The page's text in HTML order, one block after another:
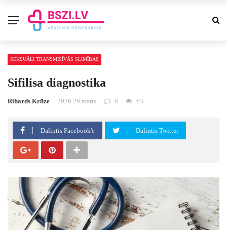
SEKSUĀLI TRANSMISĪVĀS SLIMĪBAS
Sifilisa diagnostika
Rihards Krūze 2026 29 marts 0 63
Dalintis Facebook'e Dalintis Twitter